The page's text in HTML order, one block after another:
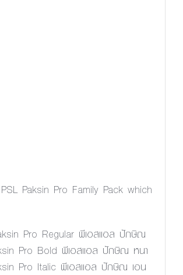
Paksin Pro Family Pack which
Pro Regular พีเอสแอล ปักษิณ
Pro Bold พีเอสแอล ปักษิณ หนา
Pro Italic พีเอสแอล ปักษิณ เอน